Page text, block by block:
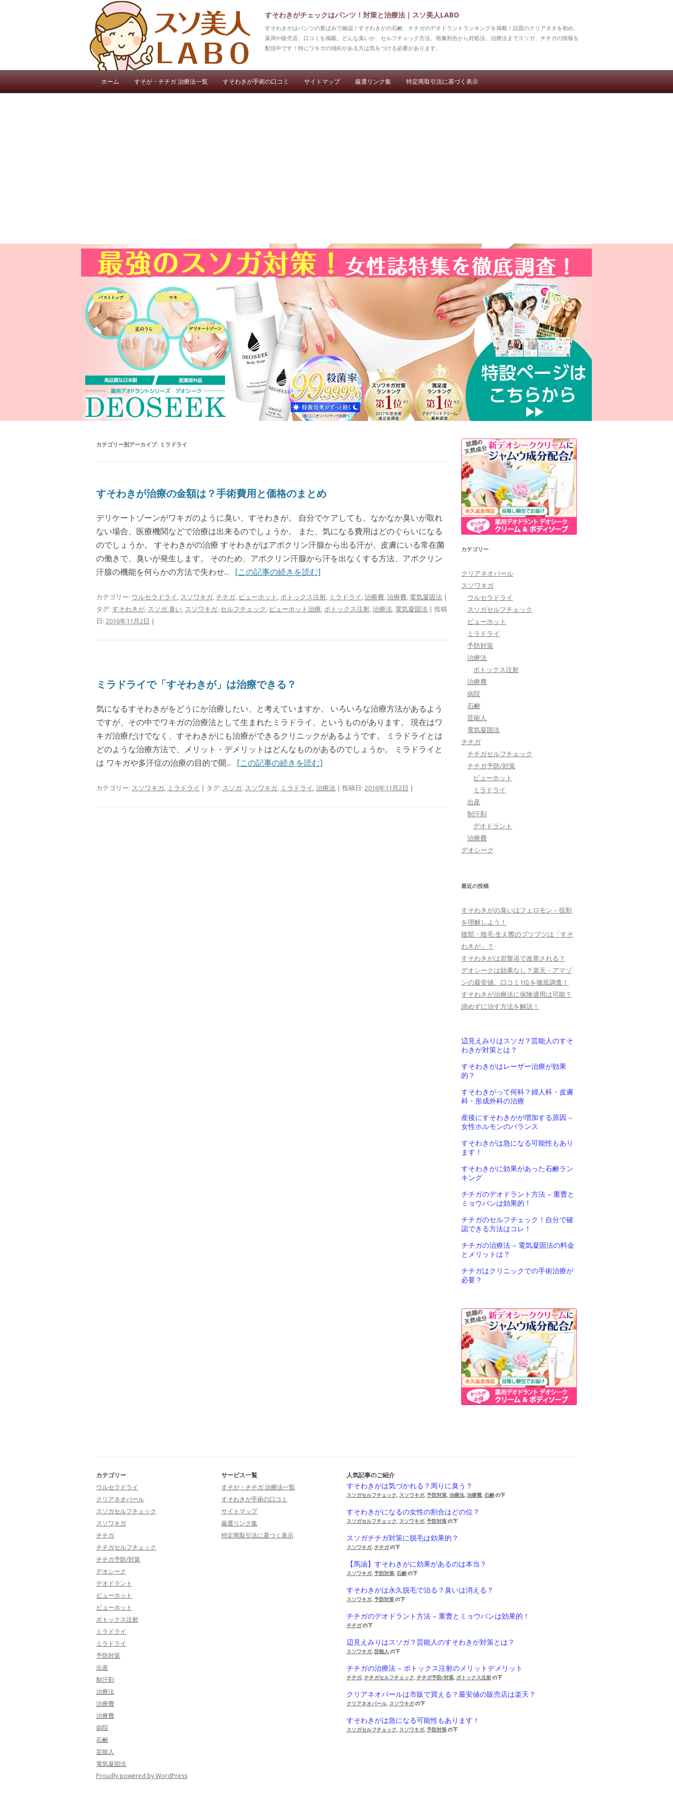
すそわきがチェックはパンツ！対策と治療法｜スソ美人LABO
すそわきがはパンツの黄ばみで確認！すそわきがの石鹸、チチガのデオドラントランキングを掲載！話題のクリアネオを初め、
薬局や販売店、口コミを掲載。どんな臭いか、セルフチェック方法、画像割合から対処法、治療法までスソガ、チチガの情報を
配信中です！特にワキガの傾向がある方は気をつける必要があります。
コンテンツへ移動
ホーム すそが・チチガ 治療法一覧 すそわきが手術の口コミ サイトマップ 厳選リンク集 特定商取引法に基づく表示
カテゴリー別アーカイブ: ミラドライ
すそわきが治療の金額は？手術費用と価格のまとめ
デリケートゾーンがワキガのように臭い、すそわきが。 自分でケアしても、なかなか臭いが取れ
ない場合、医療機関などで治療は出来るのでしょうか。 また、気になる費用はどのぐらいになる
のでしょうか。 すそわきがの治療 すそわきがはアポクリン汗腺から出る汗が、皮膚にいる常在菌
の働きで、臭いが発生します。 そのため、アポクリン汗腺から汗を出なくする方法、アポクリン
汗腺の機能を何らかの方法で失わせ... [この記事の続きを読む]
カテゴリー: ウルセラドライ, スソワキガ,チチガ, ビューホット ,ボトックス注射, ミラドライ,治療費,治療費, 電気凝固法 |
タグ: すそわきが, スソガ 臭い, スソワキガ, セルフチェック, ビューホット治療,ボトックス注射,治療法, 電気凝固法 | 投稿
日: 2016年11月2日 |
ミラドライで「すそわきが」は治療できる？
気になるすそわきがをどうにか治療したい、と考えていますか。 いろいろな治療方法があるよう
ですが、その中でワキガの治療法として生まれたミラドライ、というものがあります。 現在はワ
キガ治療だけでなく、すそわきがにも治療ができるクリニックがあるようです。 ミラドライとは
どのような治療方法で、メリット・デメリットはどんなものがあるのでしょうか。 ミラドライと
は ワキガや多汗症の治療の目的で開... [この記事の続きを読む]
カテゴリー: スソワキガ, ミラドライ | タグ: スソガ, スソワキガ, ミラドライ,治療法 | 投稿日: 2016年11月2日 |
カテゴリー
クリアネオパール
スソワキガ
ウルセラドライ
スソガセルフチェック
ビューホット
ミラドライ
予防対策
治療法
ボトックス注射
治療費
病院
石鹸
芸能人
電気凝固法
チチガ
チチガセルフチェック
チチガ予防/対策
ビューホット
ミラドライ
出産
制汗剤
デオドラント
治療費
デオシーク
最近の投稿
すそわきがの臭いはフェロモン – 役割
を理解しよう！
陰部・陰毛 生え際のブツブツは「すそ
わきが」？
すそわきがは岩盤浴で改善される？
デオシークは効果なし？楽天・アマゾ
ンの最安値、口コミ1位を徹底調査！
すそわきが治療法に保険適用は可能？
諦めずに治す方法を解説！
辺見えみりはスソガ？芸能人のすそ
わきが対策とは？
すそわきがはレーザー治療が効果
的？
すそわきがって何科？婦人科・皮膚
科・形成外科の治療
産後にすそわきがが増加する原因 –
女性ホルモンのバランス
すそわきがは急になる可能性もあり
ます！
すそわきがに効果があった石鹸ラン
キング
チチガのデオドラント方法 – 重曹と
ミョウバンは効果的！
チチガのセルフチェック！自分で確
認できる方法はコレ！
チチガの治療法 – 電気凝固法の料金
とメリットは？
チチガはクリニックでの手術治療が
必要？
カテゴリー
ウルセラドライ
クリアネオパール
スソガセルフチェック
スソワキガ
チチガ
チチガセルフチェック
チチガ予防/対策
デオシーク
デオドラント
ビューホット
ビューホット
ボトックス注射
ミラドライ
ミラドライ
予防対策
出産
制汗剤
治療法
治療費
治療費
病院
石鹸
芸能人
電気凝固法
サービス一覧
すそが・チチガ 治療法一覧
すそわきが手術の口コミ
サイトマップ
厳選リンク集
特定商取引法に基づく表示
人気記事のご紹介
すそわきがは気づかれる？周りに臭う？
スソガセルフチェック, スソワキガ, 予防対策, 治療法, 治療費, 石鹸の下
すそわきがになるの女性の割合はどの位？
スソガセルフチェック, スソワキガ, 予防対策の下
スソガチチガ対策に脱毛は効果的？
スソワキガ, チチガの下
【馬油】すそわきがに効果があるのは本当？
スソワキガ, 予防対策, 石鹸の下
すそわきがは永久脱毛で治る？臭いは消える？
スソワキガ, 予防対策の下
チチガのデオドラント方法 – 重曹とミョウバンは効果的！
チチガの下
辺見えみりはスソガ？芸能人のすそわきが対策とは？
スソワキガ, 芸能人 の下
チチガの治療法 – ボトックス注射のメリットデメリット
チチガ, チチガセルフチェック, チチガ予防/対策, ボトックス注射の下
クリアネオパールは市販で買える？最安値の販売店は楽天？
クリアネオパール, スソワキガの下
すそわきがは急になる可能性もあります！
スソガセルフチェック, スソワキガ, 予防対策の下
Proudly powered by WordPress